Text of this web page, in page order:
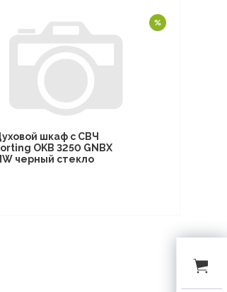
шкаф с СВЧ
OKB 3250 GNBX
черный стекло